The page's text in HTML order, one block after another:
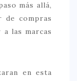
más allá,
de compras
a las marcas
en esta